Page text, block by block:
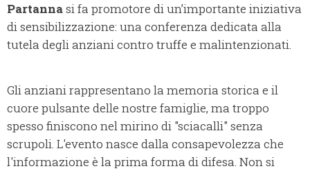
Partannasi fa promotore di un’importante iniziativa
di sensibilizzazione: una conferenza dedicata alla
tutela degli anziani contro truffe e malintenzionati.
Gli anziani rappresentano la memoria storica e il
cuore pulsante delle nostre famiglie, ma troppo
spesso finiscono nel mirino di "sciacalli" senza
scrupoli. L'evento nasce dalla consapevolezza che
l'informazione è la prima forma di difesa. Non si